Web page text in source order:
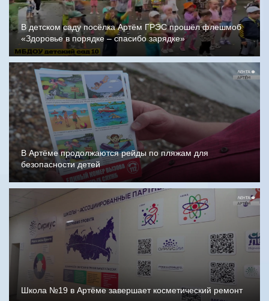
В детском саду посёлка Артём ГРЭС прошёл флешмоб
«Здоровье в порядке – спасибо зарядке»
В Артёме продолжаются рейды по пляжам для
безопасности детей
Школа №19 в Артёме завершает косметический ремонт